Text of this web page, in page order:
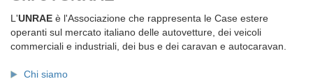
L'UNRAE è l'Associazione che rappresenta le Case estere
operanti sul mercato italiano delle autovetture, dei veicoli
commerciali e industriali, dei bus e dei caravan e autocaravan.
Chi siamo